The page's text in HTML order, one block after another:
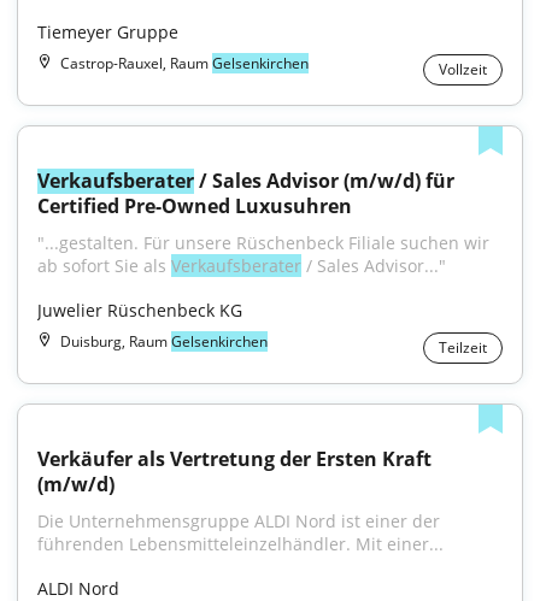
Tiemeyer Gruppe
Castrop-Rauxel, RaumGelsenkirchen Vollzeit
Verkaufsberater / Sales Advisor (m/w/d) für
Certified Pre-Owned Luxusuhren
"...gestalten. Für unsere Rüschenbeck Filiale suchen wir
ab sofort Sie als Verkaufsberater / Sales Advisor..."
Juwelier Rüschenbeck KG
Duisburg, RaumGelsenkirchen Teilzeit
Verkäufer als Vertretung der Ersten Kraft
(m/w/d)
Die Unternehmensgruppe ALDI Nord ist einer der
führenden Lebensmitteleinzelhändler. Mit einer...
ALDI Nord